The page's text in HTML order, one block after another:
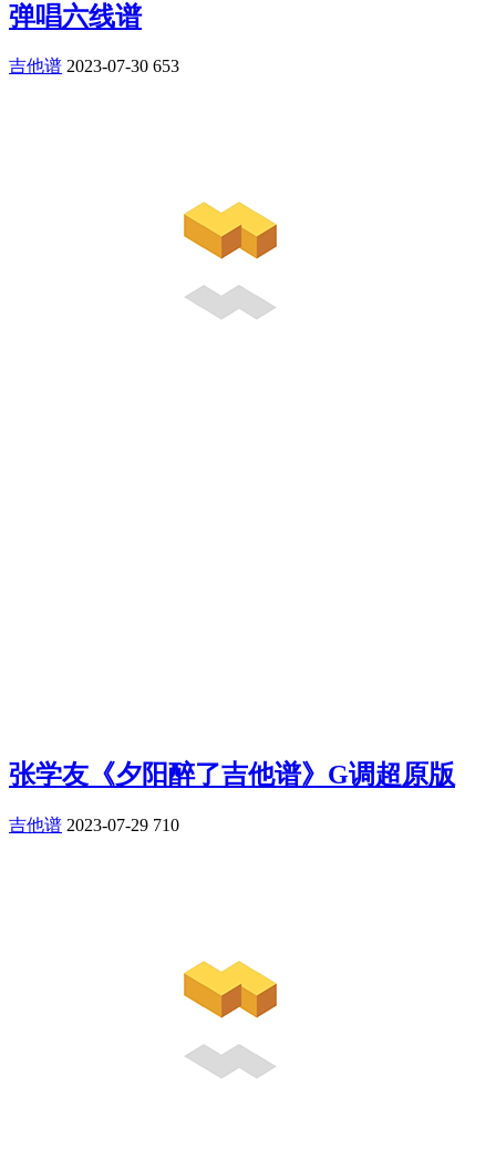
弹唱六线谱
吉他谱 2023-07-30 653
张学友《夕阳醉了吉他谱》G调超原版
吉他谱 2023-07-29 710